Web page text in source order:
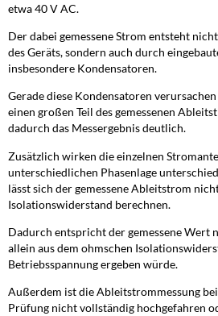
etwa 40 V AC.
Der dabei gemessene Strom entsteht
des Geräts, sondern auch durch
insbesondere Kondensatoren.
Gerade diese Kondensatoren
einen großen Teil des gemessenen
dadurch das Messergebnis deutlich.
Zusätzlich wirken die einzelnen
unterschiedlichen Phasenlage
lässt sich der gemessene Ableitstrom
Isolationswiderstand berechnen.
Dadurch entspricht der gemessene Wert
allein aus dem ohmschen
Betriebsspannung ergeben würde.
Außerdem ist die Ableitstrommessung
Prüfung nicht vollständig hochgefahren